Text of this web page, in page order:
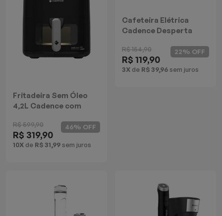
Fritadeira Sem Óleo
4,2L Cadence com
Show
R$ 599,90
R$ 319,90
10X de R$ 31,99 sem juros
46% OFF
Cafeteira Elétrica
Cadence Desperta
R$ 154,90
R$ 119,90
3X de R$ 39,96 sem juros
22% OFF